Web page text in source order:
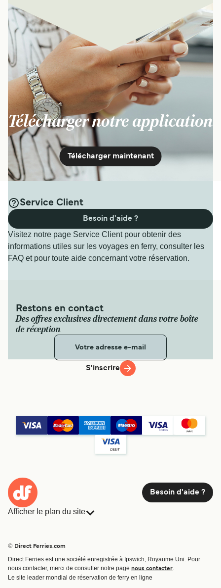
Télécharger notre application
Télécharger maintenant
Service Client
Visitez notre page Service Client pour obtenir des
informations utiles sur les voyages en ferry, consulter les
FAQ et pour toute aide concernant votre réservation.
Besoin d'aide ?
Restons en contact
Des offres exclusives directement dans votre boîte
de réception
S'inscrire
Besoin d'aide ?
Afficher le plan du site
Traversées et ports
Billet de bateau
© Direct Ferries.com
Direct Ferries est une société enregistrée à Ipswich, Royaume Uni. Pour
nous contacter, merci de consulter notre page nous contacter.
Le site leader mondial de réservation de ferry en ligne